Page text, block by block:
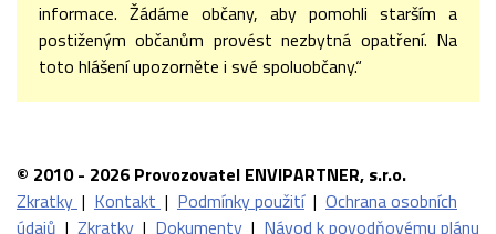
informace. Žádáme občany, aby pomohli starším a
postiženým občanům provést nezbytná opatření. Na
toto hlášení upozorněte i své spoluobčany.“
© 2010 - 2026 Provozovatel ENVIPARTNER, s.r.o.
Zkratky | Kontakt | Podmínky použití | Ochrana osobních
údajů | Zkratky | Dokumenty | Návod k povodňovému plánu